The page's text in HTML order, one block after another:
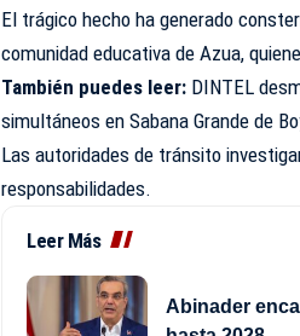
El trágico hecho ha generado
comunidad educativa de Azua,
También puedes leer: DINTEL
simultáneos en Sabana Grande de
Las autoridades de tránsito
responsabilidades.
Leer Más
Abinader